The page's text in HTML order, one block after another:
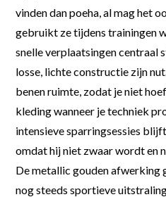
vinden dan poeha, al mag het
gebruikt ze tijdens trainingen
snelle verplaatsingen centraal
losse, lichte constructie zijn
benen ruimte, zodat je niet
kleding wanneer je techniek
intensieve sparringsessies
omdat hij niet zwaar wordt en
De metallic gouden afwerking
nog steeds sportieve